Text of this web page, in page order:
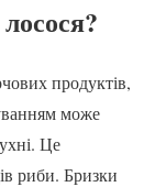
продуктів,
може
Це
риби. Бризки